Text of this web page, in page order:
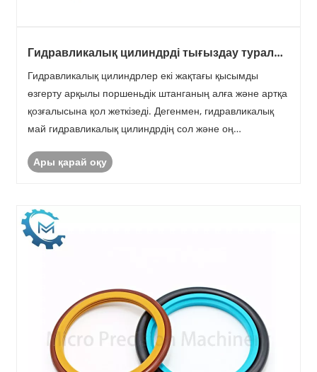
Гидравликалық цилиндрді тығыздау туралы
Гидравликалық цилиндрлер екі жақтағы қысымды
өзгерту арқылы поршеньдік штанганың алға және артқа
қозғалысына қол жеткізеді. Дегенмен, гидравликалық
май гидравликалық цилиндрдің сол және оң
поршень қозғалысты да, жабдықтың қажетті
Ары қарай оқу